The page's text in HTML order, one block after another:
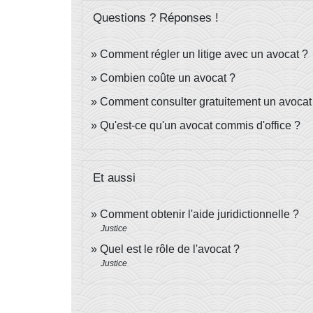
Questions ? Réponses !
Comment régler un litige avec un avocat ?
Combien coûte un avocat ?
Comment consulter gratuitement un
Qu'est-ce qu'un avocat commis d'office ?
Et aussi
Comment obtenir l'aide juridictionnelle ?
Justice
Quel est le rôle de l'avocat ?
Justice